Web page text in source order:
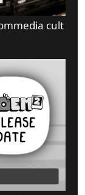
cult